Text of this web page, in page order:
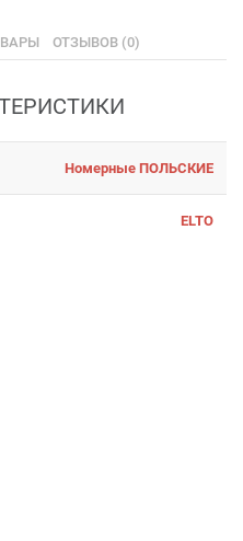
ОТЗЫВОВ (0)
Номерные ПОЛЬСКИЕ
ELTO